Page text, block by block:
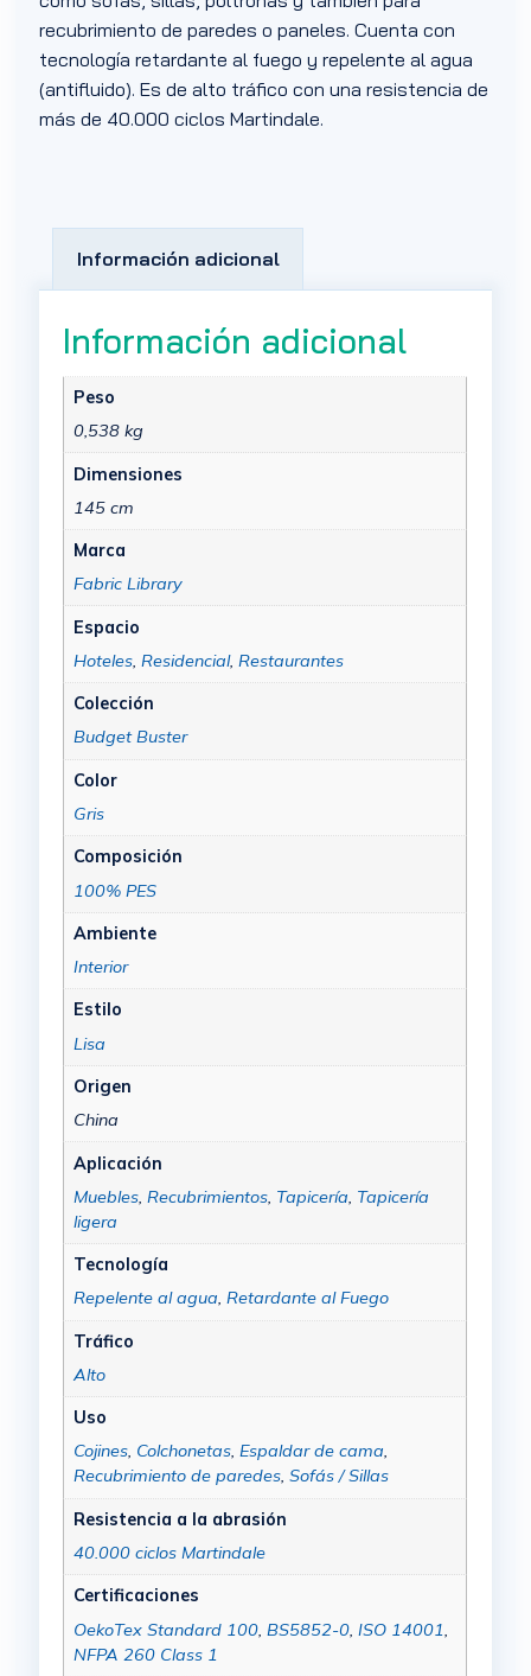
recubrimiento de paredes o paneles. Cuenta con
tecnología retardante al fuego y repelente al agua
(antifluido). Es de alto tráfico con una resistencia de
más de 40.000 ciclos Martindale.
Información adicional
Información adicional
Peso
0,538 kg
Dimensiones
145 cm
Marca
Fabric Library
Espacio
Hoteles, Residencial, Restaurantes
Colección
Budget Buster
Color
Gris
Composición
100% PES
Ambiente
Interior
Estilo
Lisa
Origen
China
Aplicación
Muebles, Recubrimientos, Tapicería, Tapicería
ligera
Tecnología
Repelente al agua, Retardante al Fuego
Tráfico
Alto
Uso
Cojines, Colchonetas, Espaldar de cama,
Recubrimiento de paredes, Sofás / Sillas
Resistencia a la abrasión
40.000 ciclos Martindale
Certificaciones
OekoTex Standard 100, BS5852-0, ISO 14001,
NFPA 260 Class 1